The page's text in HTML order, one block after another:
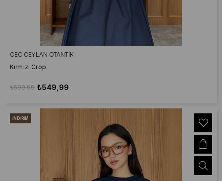
CEO CEYLAN OTANTIK
Kırmızı Crop
₺549,99
₺699,99
İNDIRIM